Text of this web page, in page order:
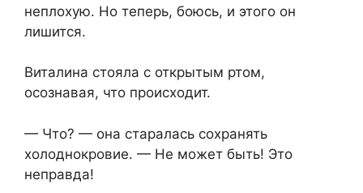
неплохую. Но теперь, боюсь, и этого он
лишится.
Виталина стояла с открытым ртом,
осознавая, что происходит.
— Что? — она старалась сохранять
холоднокровие. — Не может быть! Это
неправда!